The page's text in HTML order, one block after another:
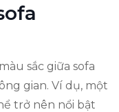
sắc giữa sofa
gian. Ví dụ, một
trở nên nổi bật